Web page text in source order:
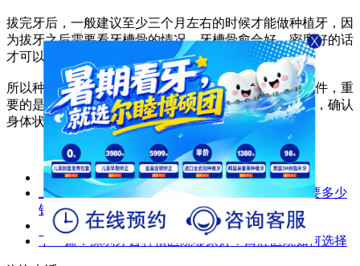
拔完牙后，一般建议至少三个月左右的时候才能做种植牙，因
为拔牙之后需要看牙槽骨的情况，牙槽骨愈合好、密度好的话
才可以种植牙，不然得延期种植。
所以种植牙不是缺牙后想做就能做的，需要满足以上条件，重
要的是一定要去正规的牙科诊所，做好种植牙术前检查，确认
身体状况，听从医嘱。
上一篇：
尔睦口腔：在深圳，一颗种植牙大概需要多少
钱？
下一篇： 深圳牙齿种植医院哪家好？口腔医院如何选择